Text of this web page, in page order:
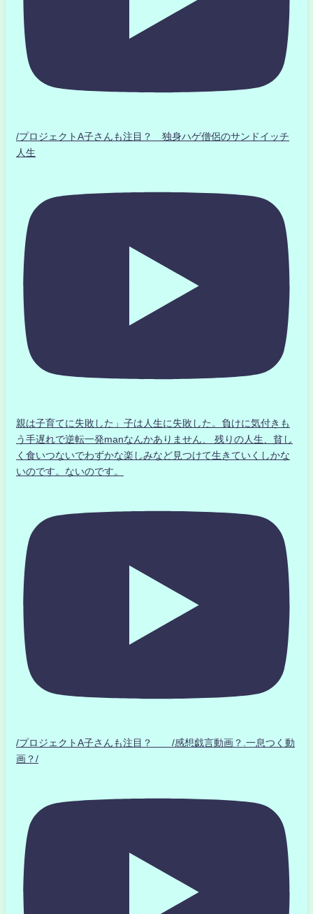
/プロジェクトA子さんも注目？ 独身ハゲ僧侶のサンドイッチ
人生
親は子育てに失敗した」子は人生に失敗した。負けに気付きも
う手遅れで逆転一発manなんかありません、 残りの人生、貧し
く食いつないでわずかな楽しみなど見つけて生きていくしかな
いのです。ないのです。
/プロジェクトA子さんも注目？ /感想戯言動画？.一息つく動
画？/